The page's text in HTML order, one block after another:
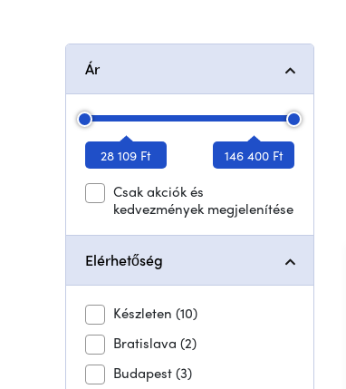
Ár
28 109 Ft 146 400 Ft
Csak akciók és
kedvezmények megjelenítése
Elérhetőség
Készleten (10)
Bratislava (2)
Budapest(3)